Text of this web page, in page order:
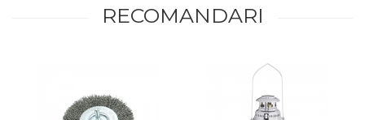
Scule de Mana
RECOMANDARI